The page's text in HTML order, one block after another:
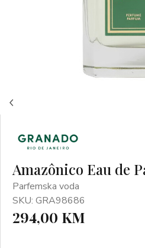
Amazônico Eau de
Parfemska voda
SKU: GRA98686
294,00 KM